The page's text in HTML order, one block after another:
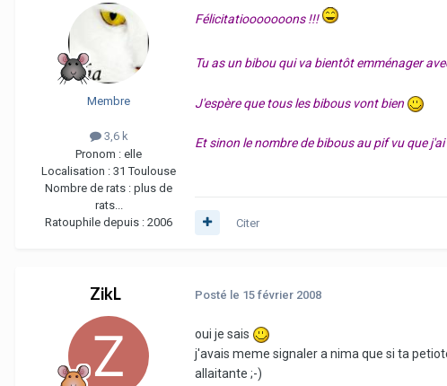
Membre
3,6 k
Pronom : elle
Localisation : 31 Toulouse
Nombre de rats : plus de
rats...
Ratouphile depuis : 2006
Félicitatiooooooons !!!
Tu as un bibou qui va bientôt emménager
J'espère que tous les bibous vont bien
Et sinon le nombre de bibous au pif vu que
Citer
ZikL Posté le 15 février 2008
oui je sais
j'avais meme signaler a nima que si ta
allaitante ;-)